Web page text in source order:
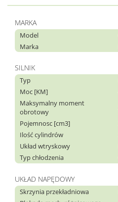
MARKA
Model
Marka
SILNIK
Typ
Moc [KM]
Maksymalny moment
obrotowy
Pojemnosc [cm3]
Ilość cylindrów
Układ wtryskowy
Typ chłodzenia
UKŁAD NAPĘDOWY
Skrzynia przekładniowa